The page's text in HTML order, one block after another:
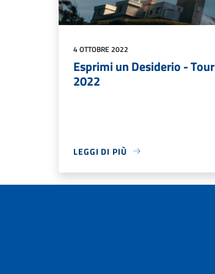
4 OTTOBRE 2022
Esprimi un Desiderio - Tour
2022
LEGGI DI PIÙ